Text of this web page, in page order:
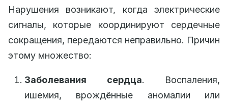
Нарушения возникают, когда электрические
сигналы, которые координируют сердечные
сокращения, передаются неправильно. Причин
этому множество:
Заболевания сердца. Воспаления,
ишемия, врождённые аномалии или